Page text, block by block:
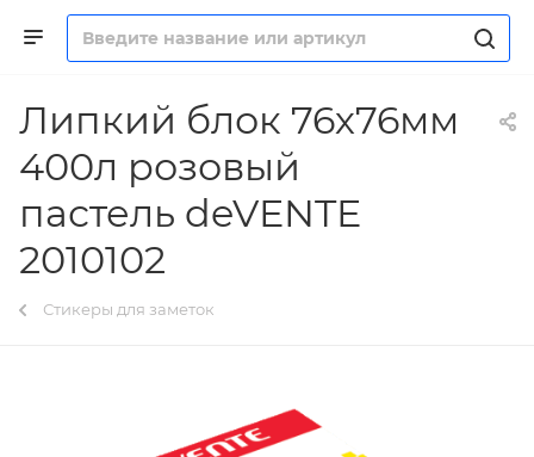
Липкий блок 76х76мм
400л розовый
пастель deVENTE
2010102
Стикеры для заметок